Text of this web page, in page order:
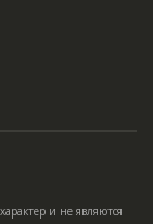
и не являются